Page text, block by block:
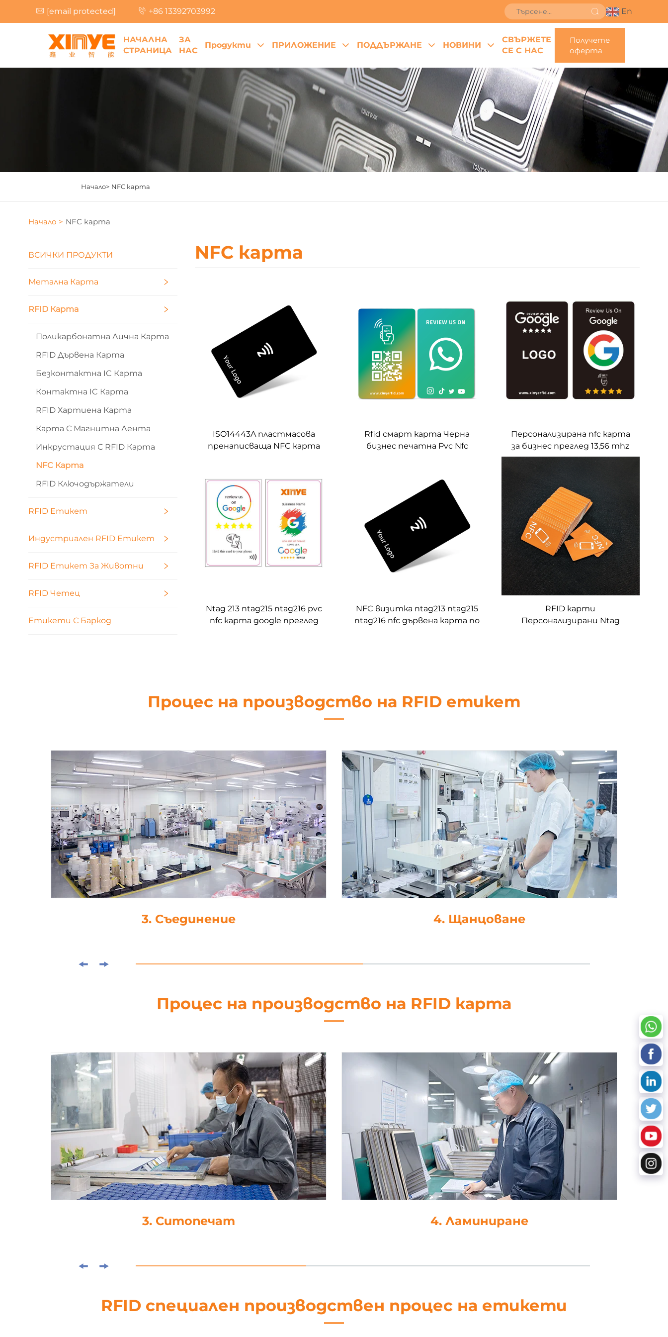
[email protected] +86 13392703992 En
НАЧАЛНА
СТРАНИЦА
ЗА
НАС
Продукти ПРИЛОЖЕНИЕ ПОДДЪРЖАНЕ НОВИНИ
СВЪРЖЕТЕ
СЕ С НАС
Получете
оферта
Начало> NFC карта
Начало > NFC карта
ВСИЧКИ ПРОДУКТИ
Метална Карта
RFID Карта
Поликарбонатна Лична Карта
RFID Дървена Карта
Безконтактна IC Карта
Контактна IC Карта
RFID Хартиена Карта
Карта С Магнитна Лента
Инкрустация С RFID Карта
NFC Карта
RFID Ключодържатели
RFID Етикет
Индустриален RFID Етикет
RFID Етикет За Животни
RFID Четец
Етикети С Баркод
NFC карта
ISO14443A пластмасова
пренаписваща NFC карта
празна, черна PVC карта
Rfid смарт карта Черна
бизнес печатна Pvc Nfc
преглед Nfc карти
Персонализирана nfc карта
за бизнес преглед 13,56 mhz
rfid карта
Ntag 213 ntag215 ntag216 pvc
nfc карта google преглед
NFC визитка ntag213 ntag215
ntag216 nfc дървена карта по
RFID карти
Персонализирани Ntag
Процес на производство на RFID етикет
4. Щанцоване 5. Обработка на данни
Процес на производство на RFID карта
4. Ламиниране 5. Щанцоване
RFID специален производствен процес на етикети